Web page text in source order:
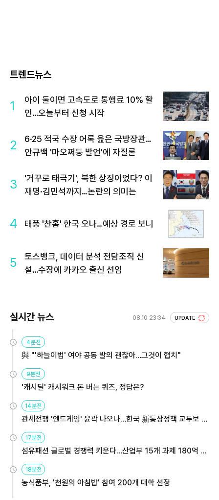
트렌드뉴스
1
아이 둘이면 고속도로 통행료 10% 할
인…오늘부터 신청 시작
2
6·25 적국 수장 어록 읊은 국방장관…
안규백 '마오쩌둥 발언'에 자질론
3
'거꾸로 태극기', 북한 상징이었다? 이
재명·김민석까지…논란의 의미는
4 태풍 '찬홈' 한국 오나…예상 경로 보니
5
토스뱅크, 데이터 분석 전담조직 신
설…수장에 카카오 출신 선임
실시간 뉴스 08.10 23:34 UPDATE
4분전
與 "'하늘이법' 여야 공동 발의 괜찮아…그것이 협치"
9분전
'캐시딜' 캐시워크 돈 버는 퀴즈, 정답은?
14분전
관세전쟁 '엔드게임' 윤곽 나오나…한국 新통상정책 교두보 활
17분전
섬유패션 글로벌 경쟁력 키운다…산업부 15개 과제 180억 지
18분전
농식품부, '천원의 아침밥' 참여 200개 대학 선정